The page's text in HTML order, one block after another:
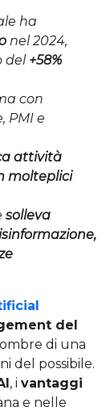
ha
nel 2024,
del +58%
con
PMI e
attività
molteplici
solleva
del
di una
del possibile.
, i vantaggi
e nelle